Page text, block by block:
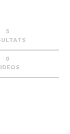
5
0